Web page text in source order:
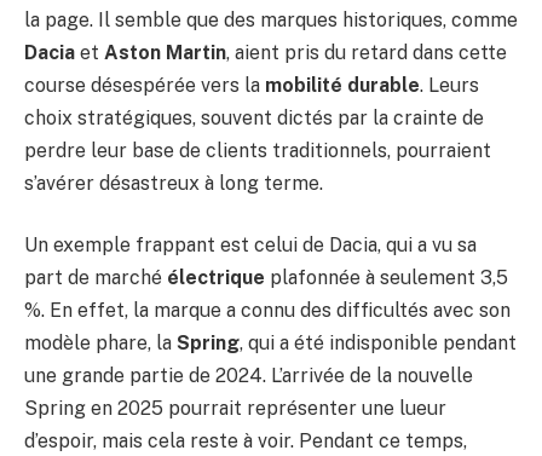
la page. Il semble que des marques historiques, comme
Dacia et Aston Martin, aient pris du retard dans cette
course désespérée vers la mobilité durable. Leurs
choix stratégiques, souvent dictés par la crainte de
perdre leur base de clients traditionnels, pourraient
s’avérer désastreux à long terme.
Un exemple frappant est celui de Dacia, qui a vu sa
part de marché électrique plafonnée à seulement 3,5
%. En effet, la marque a connu des difficultés avec son
modèle phare, la Spring, qui a été indisponible pendant
une grande partie de 2024. L’arrivée de la nouvelle
Spring en 2025 pourrait représenter une lueur
d’espoir, mais cela reste à voir. Pendant ce temps,